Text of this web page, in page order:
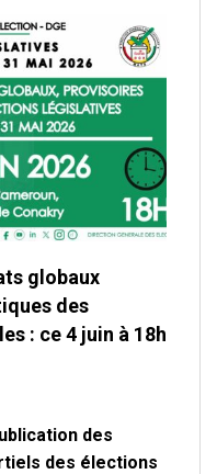
globaux
des
: ce 4 juin à 18h
des
des élections